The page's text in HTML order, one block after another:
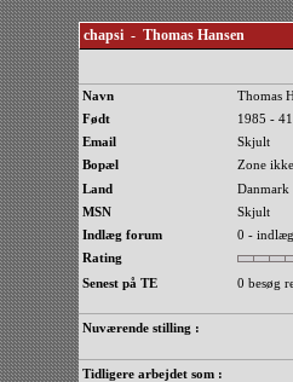
chapsi - Thomas Hansen
Navn
Thomas
Født
1985 -
Email
Skjult
Bopæl
Zone
Land
Danmark
MSN
Skjult
Indlæg forum
0 -
Rating
Senest på TE
0 besøg
Nuværende stilling :
Tidligere arbejdet som :